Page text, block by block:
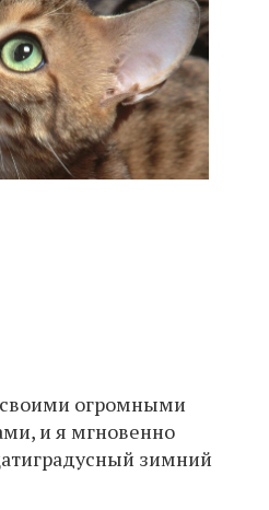
огромными
и я мгновенно
зимний